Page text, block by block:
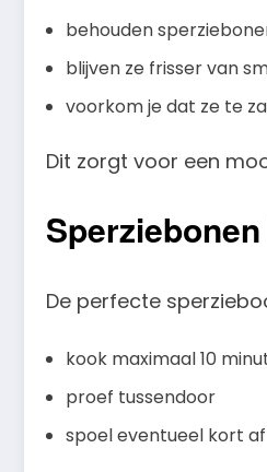
behouden
blijven ze frisser van
voorkom je dat ze te
Dit zorgt voor een
De perfecte
kook maximaal 10
proef tussendoor
spoel eventueel kort